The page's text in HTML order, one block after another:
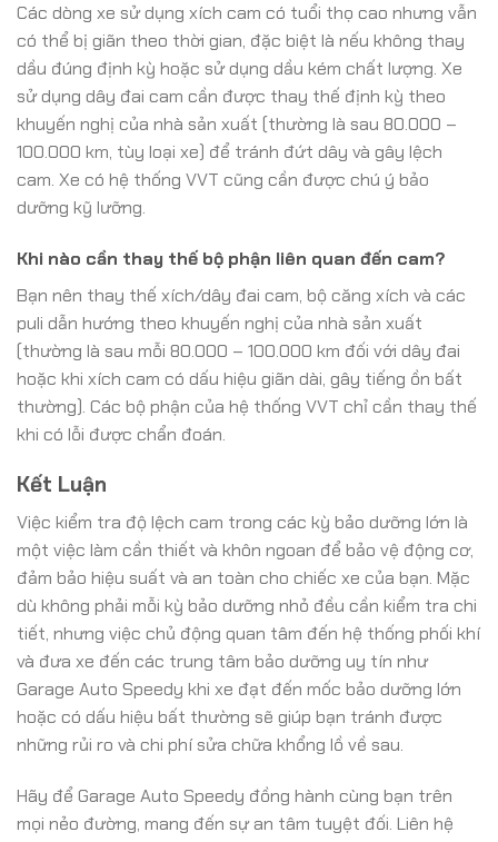
Các dòng xe sử dụng xích cam có tuổi thọ cao nhưng vẫn
có thể bị giãn theo thời gian, đặc biệt là nếu không thay
dầu đúng định kỳ hoặc sử dụng dầu kém chất lượng. Xe
sử dụng dây đai cam cần được thay thế định kỳ theo
khuyến nghị của nhà sản xuất (thường là sau 80.000 –
100.000 km, tùy loại xe) để tránh đứt dây và gây lệch
cam. Xe có hệ thống VVT cũng cần được chú ý bảo
dưỡng kỹ lưỡng.
Khi nào cần thay thế bộ phận liên quan đến cam?
Bạn nên thay thế xích/dây đai cam, bộ căng xích và các
puli dẫn hướng theo khuyến nghị của nhà sản xuất
(thường là sau mỗi 80.000 – 100.000 km đối với dây đai
hoặc khi xích cam có dấu hiệu giãn dài, gây tiếng ồn bất
thường). Các bộ phận của hệ thống VVT chỉ cần thay thế
khi có lỗi được chẩn đoán.
Kết Luận
Việc kiểm tra độ lệch cam trong các kỳ bảo dưỡng lớn là
một việc làm cần thiết và khôn ngoan để bảo vệ động cơ,
đảm bảo hiệu suất và an toàn cho chiếc xe của bạn. Mặc
dù không phải mỗi kỳ bảo dưỡng nhỏ đều cần kiểm tra chi
tiết, nhưng việc chủ động quan tâm đến hệ thống phối khí
và đưa xe đến các trung tâm bảo dưỡng uy tín như
Garage Auto Speedy khi xe đạt đến mốc bảo dưỡng lớn
hoặc có dấu hiệu bất thường sẽ giúp bạn tránh được
những rủi ro và chi phí sửa chữa khổng lồ về sau.
Hãy để Garage Auto Speedy đồng hành cùng bạn trên
mọi nẻo đường, mang đến sự an tâm tuyệt đối. Liên hệ